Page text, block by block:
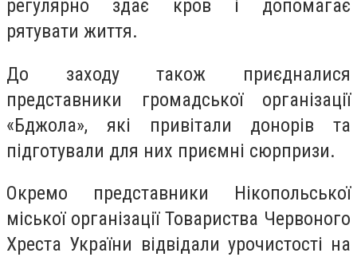
регулярно здає кров і допомагає
рятувати життя.
До заходу також приєдналися
представники громадської організації
«Бджола», які привітали донорів та
підготували для них приємні сюрпризи.
Окремо представники Нікопольської
міської організації Товариства Червоного
Хреста України відвідали урочистості на